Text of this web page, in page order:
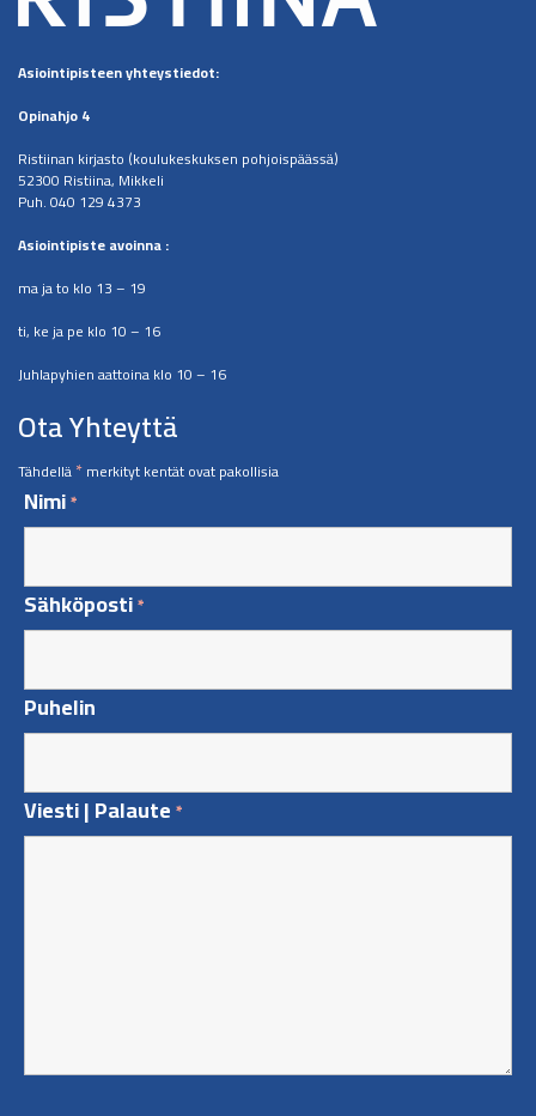
Asiointipisteenyhteystiedot:
Opinahjo 4
Ristiinan kirjasto (koulukeskuksen pohjoispäässä)
52300 Ristiina, Mikkeli
Puh. 040 129 4373
​Asiointipiste avoinna :
ma ja to klo 13 – 19
ti, ke ja pe klo 10 – 16
Juhlapyhien aattoina klo 10 – 16
Ota Yhteyttä
Tähdellä*merkityt kentät ovat pakollisia
Nimi*
Sähköposti*
Puhelin
Viesti | Palaute*